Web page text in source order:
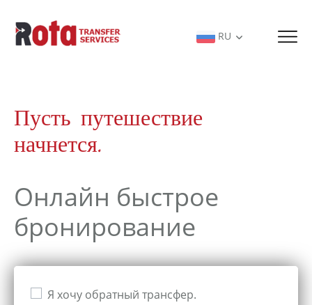
RU
Пусть путешествие
начнется.
Онлайн быстрое
бронирование
Я хочу обратный трансфер.